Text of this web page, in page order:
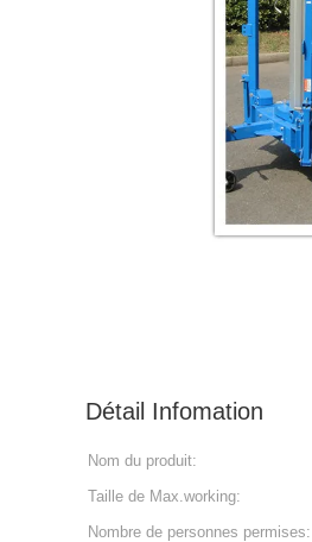
Détail Infomation
Nom du produit:
Taille de Max.working:
Nombre de personnes permises: